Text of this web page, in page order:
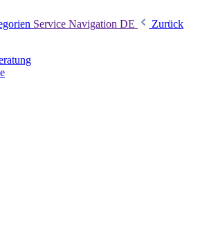
Service Navigation DE
Zurück